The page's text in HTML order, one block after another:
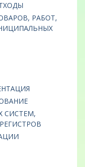
РАБОТ,
СИСТЕМ,